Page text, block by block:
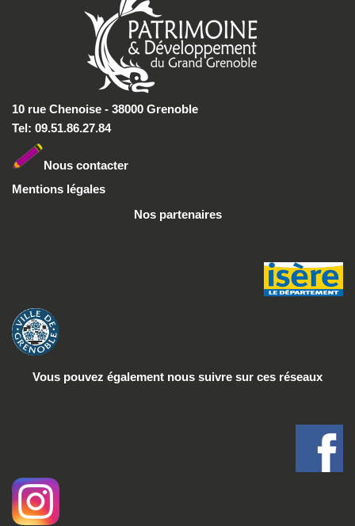
10 rue Chenoise - 38000 Grenoble
Tel: 09.51.86.27.84
Nous contacter
Mentions légales
Nos partenaires
Vous pouvez également nous suivre sur ces réseaux